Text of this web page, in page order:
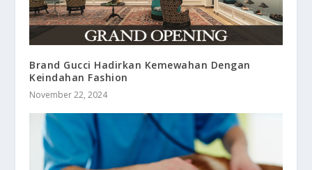
Brand Gucci Hadirkan Kemewahan Dengan
Keindahan Fashion
November 22, 2024